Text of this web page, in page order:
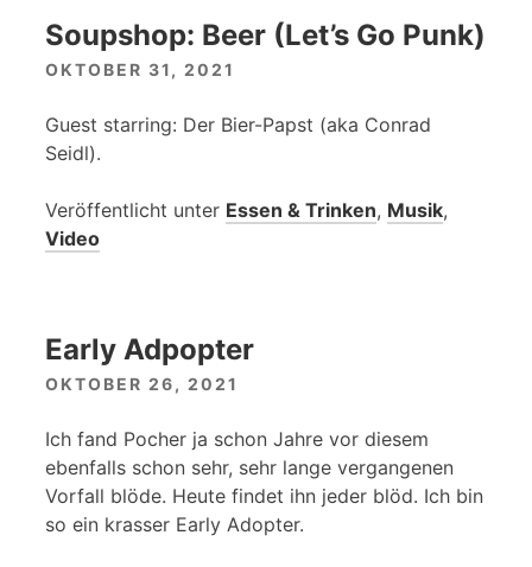
Soupshop: Beer (Let’s Go Punk)
OKTOBER 31, 2021
Guest starring: Der Bier-Papst (aka Conrad
Seidl).
Veröffentlicht unter Essen & Trinken, Musik,
Video
Early Adpopter
OKTOBER 26, 2021
Ich fand Pocher ja schon Jahre vor diesem
ebenfalls schon sehr, sehr lange vergangenen
Vorfall blöde. Heute findet ihn jeder blöd. Ich bin
so ein krasser Early Adopter.